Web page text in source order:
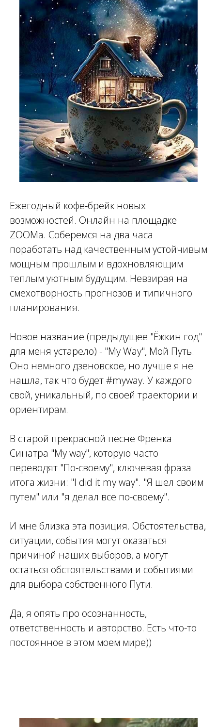
Ежегодный кофе-брейк новых
возможностей. Онлайн на площадке
ZOOMа. Соберемся на два часа
поработать над качественным устойчивым
мощным прошлым и вдохновляющим
теплым уютным будущим. Невзирая на
смехотворность прогнозов и типичного
планирования.
Новое название (предыдущее "Ёжкин год"
для меня устарело) - "My Way", Мой Путь.
Оно немного дзеновское, но лучше я не
нашла, так что будет #myway. У каждого
свой, уникальный, по своей траектории и
ориентирам.
В старой прекрасной песне Френка
Синатра "My way", которую часто
переводят "По-своему", ключевая фраза
итога жизни: "I did it my way". "Я шел своим
путем" или "я делал все по-своему".
И мне близка эта позиция. Обстоятельства,
ситуации, события могут оказаться
причиной наших выборов, а могут
остаться обстоятельствами и событиями
для выбора собственного Пути.
Да, я опять про осознанность,
ответственность и авторство. Есть что-то
постоянное в этом моем мире))